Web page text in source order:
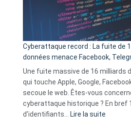
Le
Wrapped
Party
pour
comparer
vos
goûts
musicaux
avec
9
amis
Cyberattaque record : La fuite de
données menace Facebook,
Une fuite massive de 16 milliards
qui touche Apple, Google,
secoue le web. Êtes-vous
cyberattaque historique ? En bref
d’identifiants…
Lire la suite